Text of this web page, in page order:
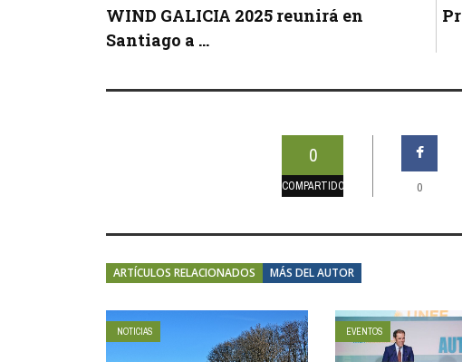
WIND GALICIA 2025 reunirá en
Santiago a ...
0
COMPARTIDOS 0
ARTÍCULOS RELACIONADOS MÁS DEL AUTOR
NOTICIAS EVENTOS